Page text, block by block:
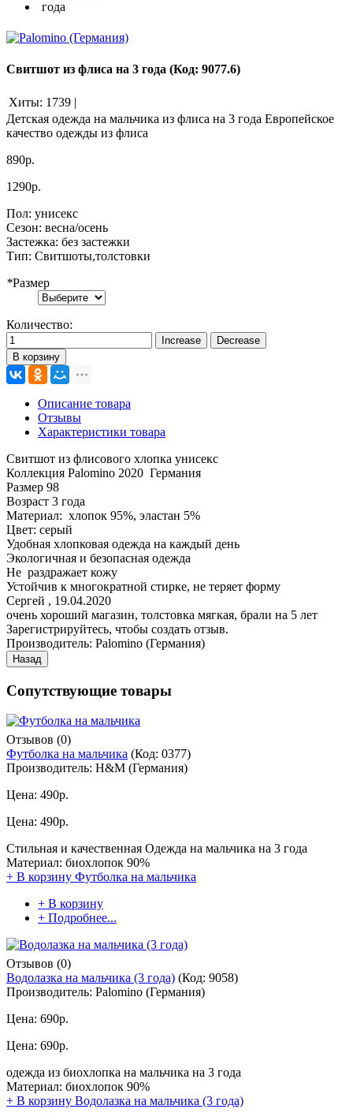
Свитшот из флиса на 3 года (Код: 9077.6)
Хиты: 1739 |
Детская одежда на мальчика из флиса на 3 года Европейское
качество одежды из флиса
890р.
1290р.
Пол: унисекс
Сезон: весна/осень
Застежка: без застежки
Тип: Свитшоты,толстовки
*Размер
Количество:
В корзину
Описание товара
Отзывы
Характеристики товара
Свитшот из флисового хлопка унисекс
Коллекция Palomino 2020 Германия
Размер 98
Возраст 3 года
Материал: хлопок 95%, эластан 5%
Цвет: серый
Удобная хлопковая одежда на каждый день
Экологичная и безопасная одежда
Не раздражает кожу
Устойчив к многократной стирке, не теряет форму
Сергей , 19.04.2020
очень хороший магазин, толстовка мягкая, брали на 5 лет
Зарегистрируйтесь, чтобы создать отзыв.
Производитель: Palomino (Германия)
Сопутствующие товары
Отзывов (0)
Футболка на мальчика (Код: 0377)
Производитель: H&M (Германия)
Цена: 490р.
Цена: 490р.
Стильная и качественная Одежда на мальчика на 3 года
Материал: биохлопок 90%
+ В корзину Футболка на мальчика
+ В корзину
+ Подробнее...
Отзывов (0)
Водолазка на мальчика (3 года) (Код: 9058)
Производитель: Palomino (Германия)
Цена: 690р.
Цена: 690р.
одежда из биохлопка на мальчика на 3 года
Материал: биохлопок 90%
+ В корзину Водолазка на мальчика (3 года)